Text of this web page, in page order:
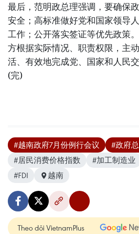
最后，范明政总理强调，要确保
安全；高标准做好党和国家领导
工作；公开落实签证等优先政策
方根据实际情况、职责权限，主
活、有效地完成党、国家和人民交
(完)
#越南政府7月份例行会议
#政府
#居民消费价格指数
#加工制造业
#FDI
越南
Theo dõi VietnamPlus